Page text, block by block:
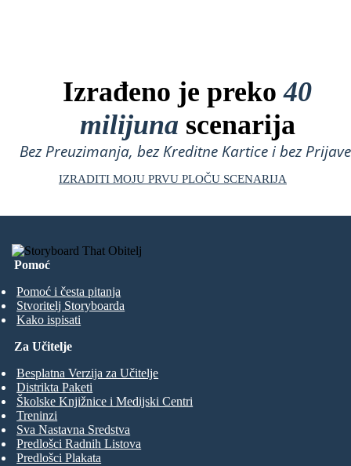
Izrađeno je preko40
milijuna scenarija
Bez Preuzimanja, bez Kreditne Kartice i bez
IZRADITI MOJU PRVU PLOČU SCENARIJA
Pomoć
Pomoć i česta pitanja
Stvoritelj Storyboarda
Kako ispisati
Za Učitelje
Besplatna Verzija za Učitelje
Distrikta Paketi
Školske Knjižnice i Medijski Centri
Treninzi
Sva Nastavna Sredstva
Predlošci Radnih Listova
Predlošci Plakata